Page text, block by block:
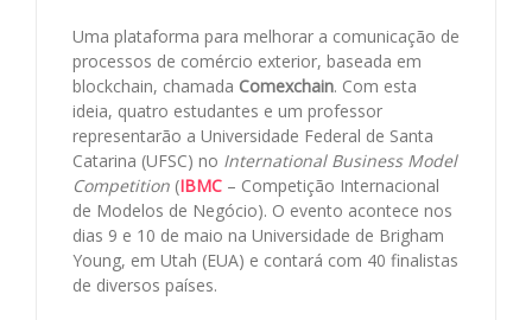
Uma plataforma para melhorar a comunicação de
processos de comércio exterior, baseada em
blockchain, chamada Comexchain. Com esta
ideia, quatro estudantes e um professor
representarão a Universidade Federal de Santa
Catarina (UFSC) no International Business Model
Competition (IBMC – Competição Internacional
de Modelos de Negócio). O evento acontece nos
dias 9 e 10 de maio na Universidade de Brigham
Young, em Utah (EUA) e contará com 40 finalistas
de diversos países.